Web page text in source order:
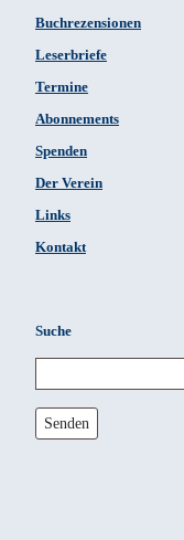
Buchrezensionen
Leserbriefe
Termine
Abonnements
Spenden
Der Verein
Links
Kontakt
Suche
Senden